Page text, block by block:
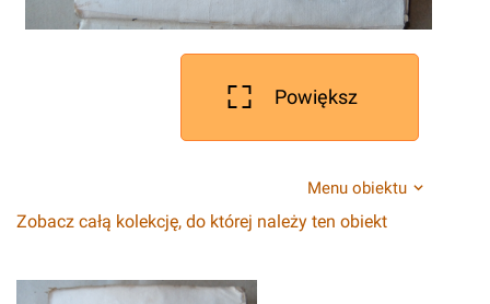
Powiększ
Menu obiektu
Zobacz całą kolekcję, do której należy ten obiekt